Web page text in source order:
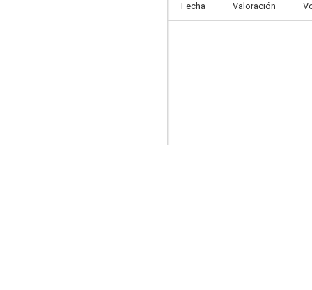
Fecha Valoración